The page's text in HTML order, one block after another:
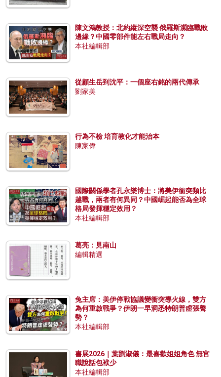
陳文鴻教授：北約縱深空襲 俄羅斯瀕臨戰敗
邊緣？中國零部件能左右戰局走向？
本社編輯部
從顧生岳到沈平：一個座右銘的兩代傳承
劉家美
行為不檢 培育教化才能治本
陳家偉
國際關係學者孔永樂博士：將美伊衝突類比
越戰，兩者有何異同？中國崛起能否為全球
格局發揮穩定效用？
本社編輯部
葛亮：見南山
編輯精選
兔主席：美伊停戰協議變衝突導火線，雙方
為何重啟戰爭？伊朗一早洞悉特朗普虛張聲
勢？
本社編輯部
書展2026｜葉劉淑儀：最喜歡姐姐角色 無官
職說話包袱少
本社編輯部